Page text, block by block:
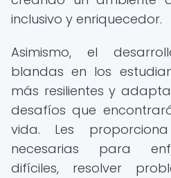
inclusivo y enriquecedor.
Asimismo, el
blandas en los
más resilientes y
desafíos que
vida. Les
necesarias para
difíciles, resolver